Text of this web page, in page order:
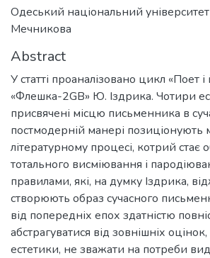
Одеський національний університет
Мечникова
Abstract
У статті проаналізовано цикл «Поет
«Флешка-2GB» Ю. Іздрика. Чотири
присвячені місцю письменника в
постмодерній манері позиціонують
літературному процесі, котрий стає
тотального висміювання і
правилами, які, на думку Іздрика,
створюють образ сучасного
від попередніх епох здатністю
абстрагуватися від зовнішніх
естетики, не зважати на потреби